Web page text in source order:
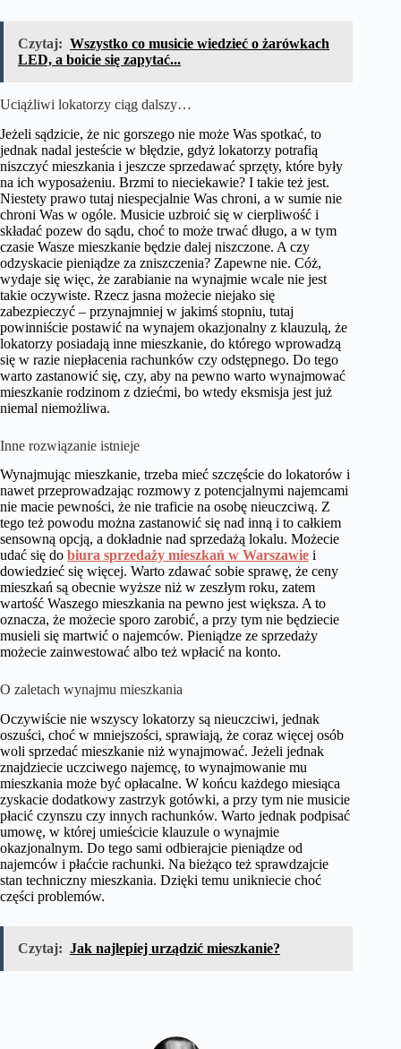
Czytaj: Wszystko co musicie wiedzieć o żarówkach
LED, a boicie się zapytać...
Uciążliwi lokatorzy ciąg dalszy…
Jeżeli sądzicie, że nic gorszego nie może Was spotkać, to
jednak nadal jesteście w błędzie, gdyż lokatorzy potrafią
niszczyć mieszkania i jeszcze sprzedawać sprzęty, które były
na ich wyposażeniu. Brzmi to nieciekawie? I takie też jest.
Niestety prawo tutaj niespecjalnie Was chroni, a w sumie nie
chroni Was w ogóle. Musicie uzbroić się w cierpliwość i
składać pozew do sądu, choć to może trwać długo, a w tym
czasie Wasze mieszkanie będzie dalej niszczone. A czy
odzyskacie pieniądze za zniszczenia? Zapewne nie. Cóż,
wydaje się więc, że zarabianie na wynajmie wcale nie jest
takie oczywiste. Rzecz jasna możecie niejako się
zabezpieczyć – przynajmniej w jakimś stopniu, tutaj
powinniście postawić na wynajem okazjonalny z klauzulą, że
lokatorzy posiadają inne mieszkanie, do którego wprowadzą
się w razie niepłacenia rachunków czy odstępnego. Do tego
warto zastanowić się, czy, aby na pewno warto wynajmować
mieszkanie rodzinom z dziećmi, bo wtedy eksmisja jest już
niemal niemożliwa.
Inne rozwiązanie istnieje
Wynajmując mieszkanie, trzeba mieć szczęście do lokatorów i
nawet przeprowadzając rozmowy z potencjalnymi najemcami
nie macie pewności, że nie traficie na osobę nieuczciwą. Z
tego też powodu można zastanowić się nad inną i to całkiem
sensowną opcją, a dokładnie nad sprzedażą lokalu. Możecie
udać się do biura sprzedaży mieszkań w Warszawie i
dowiedzieć się więcej. Warto zdawać sobie sprawę, że ceny
mieszkań są obecnie wyższe niż w zeszłym roku, zatem
wartość Waszego mieszkania na pewno jest większa. A to
oznacza, że możecie sporo zarobić, a przy tym nie będziecie
musieli się martwić o najemców. Pieniądze ze sprzedaży
możecie zainwestować albo też wpłacić na konto.
O zaletach wynajmu mieszkania
Oczywiście nie wszyscy lokatorzy są nieuczciwi, jednak
oszuści, choć w mniejszości, sprawiają, że coraz więcej osób
woli sprzedać mieszkanie niż wynajmować. Jeżeli jednak
znajdziecie uczciwego najemcę, to wynajmowanie mu
mieszkania może być opłacalne. W końcu każdego miesiąca
zyskacie dodatkowy zastrzyk gotówki, a przy tym nie musicie
płacić czynszu czy innych rachunków. Warto jednak podpisać
umowę, w której umieścicie klauzule o wynajmie
okazjonalnym. Do tego sami odbierajcie pieniądze od
najemców i płaćcie rachunki. Na bieżąco też sprawdzajcie
stan techniczny mieszkania. Dzięki temu unikniecie choć
części problemów.
Czytaj: Jak najlepiej urządzić mieszkanie?